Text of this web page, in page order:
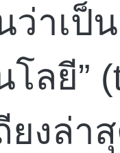
าเป็
ลยี”
ยงล่า